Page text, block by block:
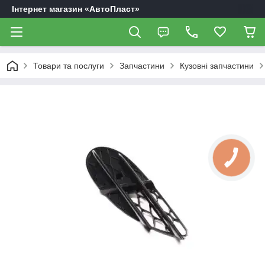
Інтернет магазин «АвтоПласт»
Товари та послуги Запчастини Кузовні запчастини
КНОПКА
ЗВ'ЯЗКУ